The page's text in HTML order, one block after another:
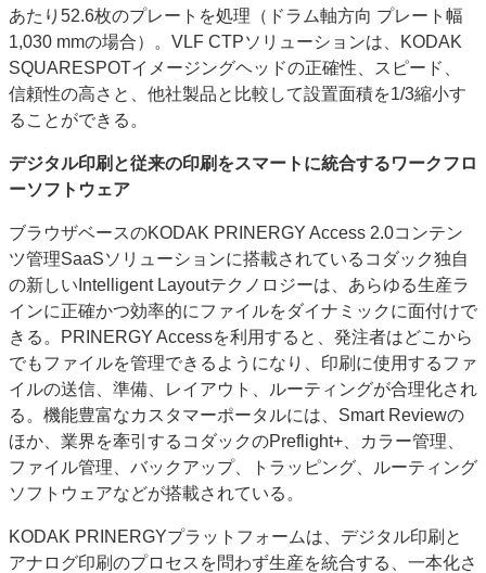
あたり52.6枚のプレートを処理（ドラム軸方向 プレート幅
1,030 mmの場合）。VLF CTPソリューションは、KODAK
SQUARESPOTイメージングヘッドの正確性、スピード、
信頼性の高さと、他社製品と比較して設置面積を1/3縮小す
ることができる。
デジタル印刷と従来の印刷をスマートに統合するワークフロ
ーソフトウェア
ブラウザベースのKODAK PRINERGY Access 2.0コンテン
ツ管理SaaSソリューションに搭載されているコダック独自
の新しいIntelligent Layoutテクノロジーは、あらゆる生産ラ
インに正確かつ効率的にファイルをダイナミックに面付けで
きる。PRINERGY Accessを利用すると、発注者はどこから
でもファイルを管理できるようになり、印刷に使用するファ
イルの送信、準備、レイアウト、ルーティングが合理化され
る。機能豊富なカスタマーポータルには、Smart Reviewの
ほか、業界を牽引するコダックのPreflight+、カラー管理、
ファイル管理、バックアップ、トラッピング、ルーティング
ソフトウェアなどが搭載されている。
KODAK PRINERGYプラットフォームは、デジタル印刷と
アナログ印刷のプロセスを問わず生産を統合する、一本化さ